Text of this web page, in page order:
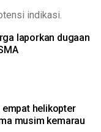
indikasi.
laporkan dugaan
empat helikopter
musim kemarau